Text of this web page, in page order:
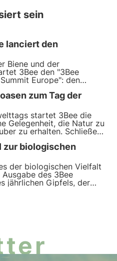
sein
lanciert den
Biene und der
3Bee den "3Bee
Europe": den
um die
Schutz der biologischen
der internationalen
zum Tag der
startet 3Bee die
Gelegenheit, die Natur zu
zu erhalten. Schließen
Sie, wie unsere
und
zur biologischen
der biologischen Vielfalt
des 3Bee
jährlichen Gipfels, der
Vielfalt widmet und am